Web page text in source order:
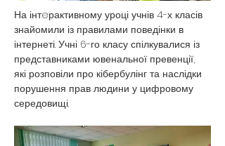
На інтeрактивному уроці учнів 4-х класів
знайомили із правилами поведінки в
інтернеті. Учні 6-го класу спілкувалися із
представниками ювенальної превенції,
які розповіли про кібербулінг та наслідки
порушення прав людини у цифровому
середовищі.